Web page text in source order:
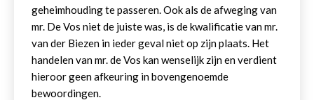
geheimhouding te passeren. Ook als de afweging van
mr. De Vos niet de juiste was, is de kwalificatie van mr.
van der Biezen in ieder geval niet op zijn plaats. Het
handelen van mr. de Vos kan wenselijk zijn en verdient
hieroor geen afkeuring in bovengenoemde
bewoordingen.